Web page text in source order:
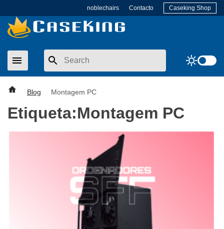
to
content
noblechairs Contacto Caseking Shop
menu sunny
Blog Montagem PC
Etiqueta:Montagem PC